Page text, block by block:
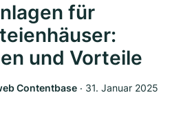
für
und Vorteile
Contentbase ‧ 31. Januar 2025